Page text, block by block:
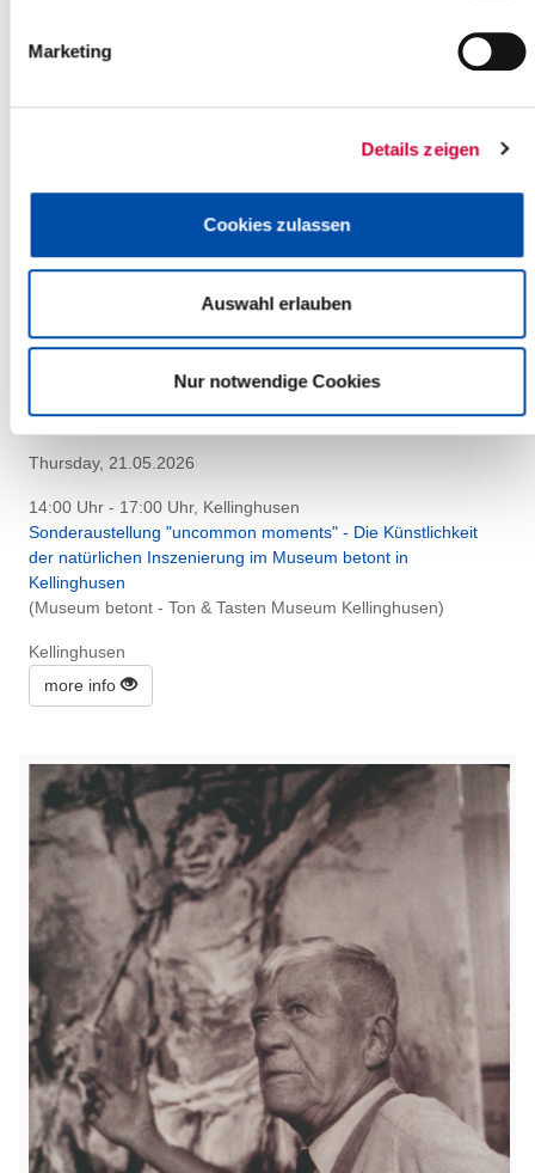
Marketing
Details zeigen
Cookies zulassen
Auswahl erlauben
Nur notwendige Cookies
Thursday, 21.05.2026
14:00 Uhr - 17:00 Uhr, Glückstadt
Glückstadt
Thursday, 21.05.2026
14:00 Uhr - 17:00 Uhr, Kellinghusen
Sonderaustellung "uncommon moments" - Die Künstlichkeit
der natürlichen Inszenierung im Museum betont in
Kellinghusen
(Museum betont - Ton & Tasten Museum Kellinghusen)
Kellinghusen
more info